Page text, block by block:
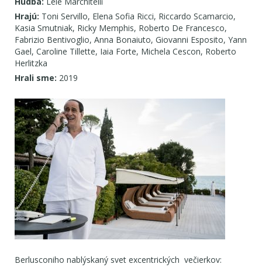
Hrajú: Toni Servillo, Elena Sofia Ricci, Riccardo Scamarcio,
Kasia Smutniak, Ricky Memphis, Roberto De Francesco,
Fabrizio Bentivoglio, Anna Bonaiuto, Giovanni Esposito, Yann
Gael, Caroline Tillette, Iaia Forte, Michela Cescon, Roberto
Herlitzka
Hrali sme: 2019
Berlusconiho nablýskaný svet excentrických večierkov: